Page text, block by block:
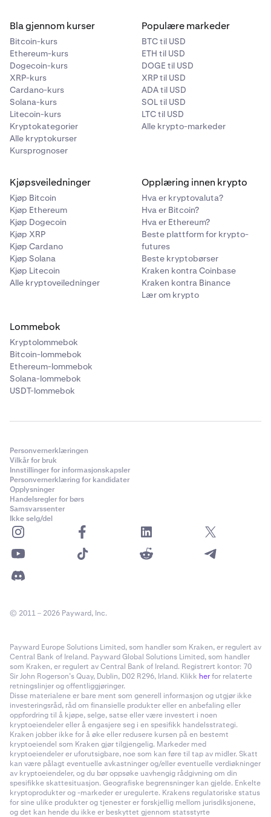
Bla gjennom kurser
Bitcoin-kurs
Ethereum-kurs
Dogecoin-kurs
XRP-kurs
Cardano-kurs
Solana-kurs
Litecoin-kurs
Kryptokategorier
Alle kryptokurser
Kursprognoser
Populære markeder
BTC til USD
ETH til USD
DOGE til USD
XRP til USD
ADA til USD
SOL til USD
LTC til USD
Alle krypto-markeder
Kjøpsveiledninger
Kjøp Bitcoin
Kjøp Ethereum
Kjøp Dogecoin
Kjøp XRP
Kjøp Cardano
Kjøp Solana
Kjøp Litecoin
Alle kryptoveiledninger
Opplæring innen krypto
Hva er kryptovaluta?
Hva er Bitcoin?
Hva er Ethereum?
Beste plattform for krypto-
futures
Beste kryptobørser
Kraken kontra Coinbase
Kraken kontra Binance
Lær om krypto
Lommebok
Kryptolommebok
Bitcoin-lommebok
Ethereum-lommebok
Solana-lommebok
USDT-lommebok
Personvernerklæringen
Vilkår for bruk
Innstillinger for informasjonskapsler
Personvernerklæring for kandidater
Opplysninger
Handelsregler for børs
Samsvarssenter
Ikke selg/del
© 2011 – 2026 Payward, Inc.
Payward Europe Solutions Limited, som handler som Kraken, er regulert av
Central Bank of Ireland. Payward Global Solutions Limited, som handler
som Kraken, er regulert av Central Bank of Ireland. Registrert kontor: 70
Sir John Rogerson’s Quay, Dublin, D02 R296, Irland. Klikk herfor relaterte
retningslinjer og offentliggjøringer.
Disse materialene er bare ment som generell informasjon og utgjør ikke
investeringsråd, råd om finansielle produkter eller en anbefaling eller
oppfordring til å kjøpe, selge, satse eller være investert i noen
kryptoeiendeler eller å engasjere seg i en spesifikk handelsstrategi.
Kraken jobber ikke for å øke eller redusere kursen på en bestemt
kryptoeiendel som Kraken gjør tilgjengelig. Markeder med
kryptoeiendeler er uforutsigbare, noe som kan føre til tap av midler. Skatt
kan være pålagt eventuelle avkastninger og/eller eventuelle verdiøkninger
av kryptoeiendeler, og du bør oppsøke uavhengig rådgivning om din
spesifikke skattesituasjon. Geografiske begrensninger kan gjelde. Enkelte
kryptoprodukter og -markeder er uregulerte. Krakens regulatoriske status
for sine ulike produkter og tjenester er forskjellig mellom jurisdiksjonene,
og det kan hende du ikke er beskyttet gjennom statsstyrte